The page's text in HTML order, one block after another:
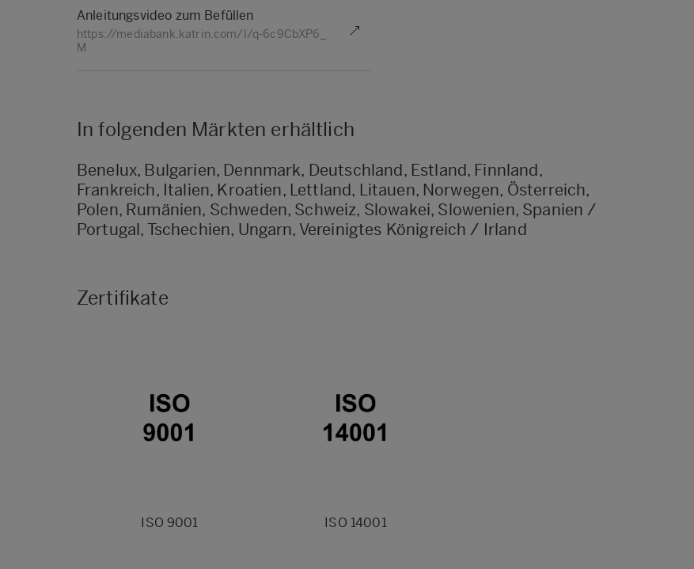
Anleitungsvideo zum Befüllen
https://mediabank.katrin.com/l/q-6c9CbXP6_
M
In folgenden Märkten erhältlich
Benelux, Bulgarien, Dennmark, Deutschland, Estland, Finnland,
Frankreich, Italien, Kroatien, Lettland, Litauen, Norwegen, Österreich,
Polen, Rumänien, Schweden, Schweiz, Slowakei, Slowenien, Spanien /
Portugal, Tschechien, Ungarn, Vereinigtes Königreich / Irland
Zertifikate
ISO 9001 ISO 14001